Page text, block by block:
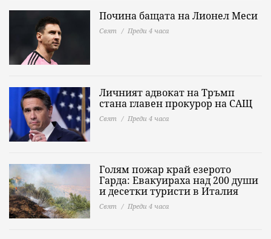
Почина бащата на Лионел Меси
Свят Преди 4 часа
Личният адвокат на Тръмп
стана главен прокурор на САЩ
Свят Преди 4 часа
Голям пожар край езерото
Гарда: Евакуираха над 200 души
и десетки туристи в Италия
Свят Преди 4 часа